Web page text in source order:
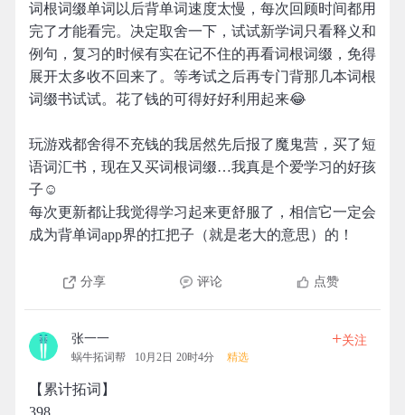
词根词缀单词以后背单词速度太慢，每次回顾时间都用
完了才能看完。决定取舍一下，试试新学词只看释义和
例句，复习的时候有实在记不住的再看词根词缀，免得
展开太多收不回来了。等考试之后再专门背那几本词根
词缀书试试。花了钱的可得好好利用起来😂
玩游戏都舍得不充钱的我居然先后报了魔鬼营，买了短
语词汇书，现在又买词根词缀…我真是个爱学习的好孩
子☺
每次更新都让我觉得学习起来更舒服了，相信它一定会
成为背单词app界的扛把子（就是老大的意思）的！
分享 评论 点赞
张一一
蜗牛拓词帮 10月2日 20时4分 精选
+关注
【累计拓词】
398